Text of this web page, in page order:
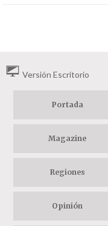
Versión Escritorio
Portada
Magazine
Regiones
Opinión